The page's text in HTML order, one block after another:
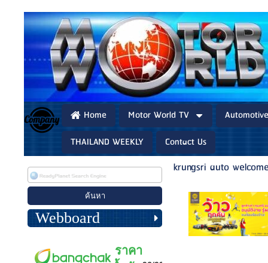
Home Motor World TV
THAILAND WEEKLY
Contact Us
Webboard
krungsri auto